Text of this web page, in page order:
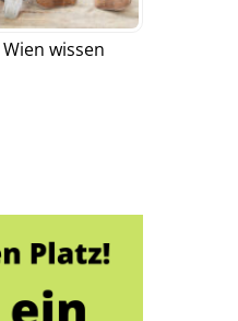
wissen